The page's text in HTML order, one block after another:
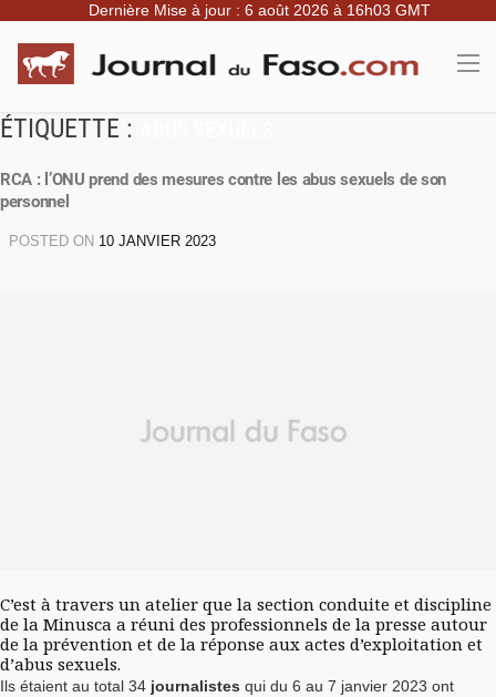
Dernière Mise à jour : 6 août 2026 à 16h03 GMT
ÉTIQUETTE :
RCA : l’ONU prend des mesures contre les abus sexuels de son
personnel
POSTED ON 10 JANVIER 2023
C’est à travers un atelier que la section conduite et discipline
de la Minusca a réuni des professionnels de la presse autour
de la prévention et de la réponse aux actes d’exploitation et
d’abus sexuels.
Ils étaient au total 34 journalistes qui du 6 au 7 janvier 2023 ont